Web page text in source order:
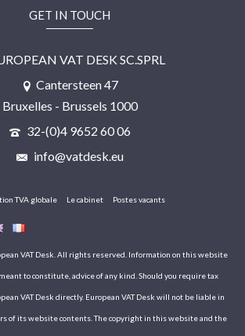
GET IN TOUCH
VAT DESK SC.SPRL
Cantersteen 47
Bruxelles - Brussels 1000
32-(0)4 9652 60 06
info@vatdesk.eu
TVA globale Le cabinet Postes vacants
VAT Desk. All rights reserved. Information on this website
to constitute, advice of any kind. Should you require tax
VAT Desk directly. European VAT Desk will not be liable in
of its website contents. The copyright in this website and the